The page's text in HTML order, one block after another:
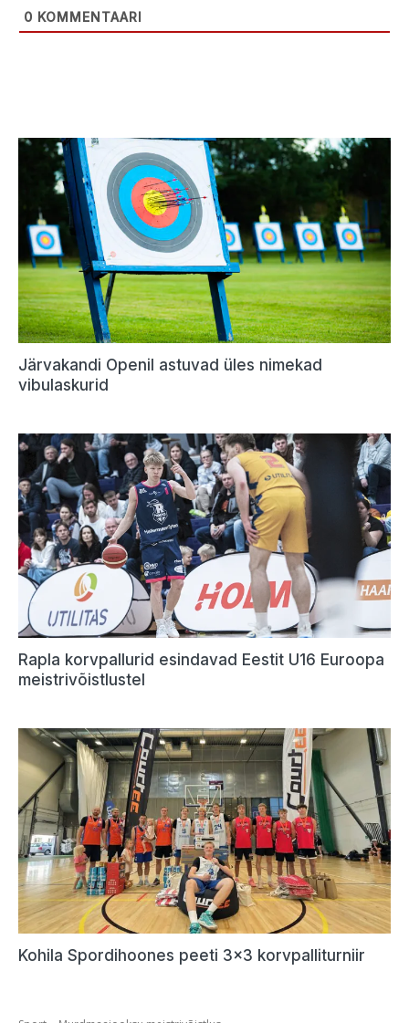
0 KOMMENTAARI
Järvakandi Openil astuvad üles nimekad
vibulaskurid
Rapla korvpallurid esindavad Eestit U16 Euroopa
meistrivõistlustel
Kohila Spordihoones peeti 3×3 korvpalliturniir